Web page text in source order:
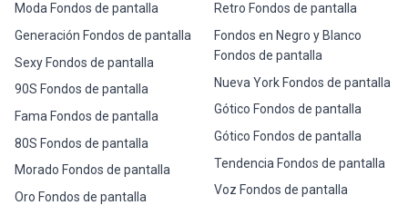
Moda Fondos de pantalla
Generación Fondos de pantalla
Sexy Fondos de pantalla
90S Fondos de pantalla
Fama Fondos de pantalla
80S Fondos de pantalla
Morado Fondos de pantalla
Oro Fondos de pantalla
Retro Fondos de pantalla
Fondos en Negro y Blanco
Fondos de pantalla
Nueva York Fondos de pantalla
Gótico Fondos de pantalla
Gótico Fondos de pantalla
Tendencia Fondos de pantalla
Voz Fondos de pantalla